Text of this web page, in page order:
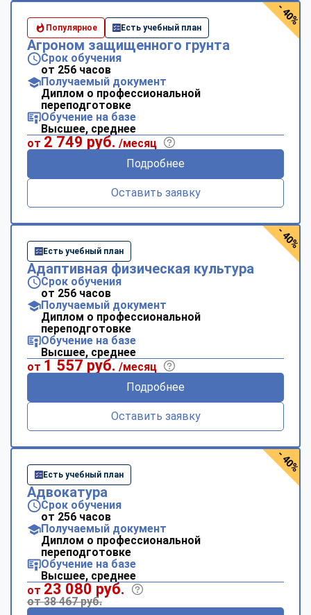
Популярное Есть учебный план
Агроном защищенного грунта
Срок обучения
от 256 часов
Получаемый документ
Диплом о профессиональной
переподготовке
Обучение на базе
Высшее, среднее
от 2 749 руб. /месяц
Подробнее
Оставить заявку
- 40%
Есть учебный план
Адаптивная физическая культура
Срок обучения
от 256 часов
Получаемый документ
Диплом о профессиональной
переподготовке
Обучение на базе
Высшее, среднее
от 1 557 руб. /месяц
Подробнее
Оставить заявку
- 40%
Есть учебный план
Адвокатура
Срок обучения
от 256 часов
Получаемый документ
Диплом о профессиональной
переподготовке
Обучение на базе
Высшее, среднее
от 23 080 руб.
от 38 467 руб.
- 40%